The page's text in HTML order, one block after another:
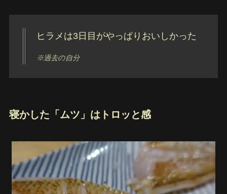
ヒラメは3日目がやっぱりおいしかった
※過去の自分
寝かした「ムツ」はトロッと感